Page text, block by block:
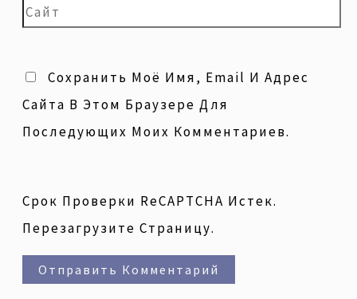
Сохранить Моё Имя, Email И Адрес
Сайта В Этом Браузере Для
Последующих Моих Комментариев.
Срок Проверки ReCAPTCHA Истек.
Перезагрузите Страницу.